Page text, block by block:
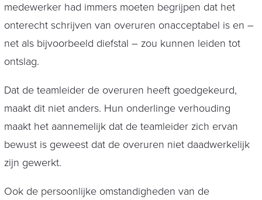
medewerker had immers moeten begrijpen dat het
onterecht schrijven van overuren onacceptabel is en –
net als bijvoorbeeld diefstal – zou kunnen leiden tot
ontslag.
Dat de teamleider de overuren heeft goedgekeurd,
maakt dit niet anders. Hun onderlinge verhouding
maakt het aannemelijk dat de teamleider zich ervan
bewust is geweest dat de overuren niet daadwerkelijk
zijn gewerkt.
Ook de persoonlijke omstandigheden van de